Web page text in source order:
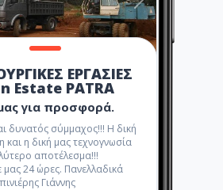
ΕΡΓΑΣΙΕΣ
Estate PATRA
για προσφορά.
δυνατός σύμμαχος!!! Η δική
και η δική μας τεχνογνωσία
αποτέλεσμα!!!
μας 24 ώρες. Πανελλαδικά
Γιάννης